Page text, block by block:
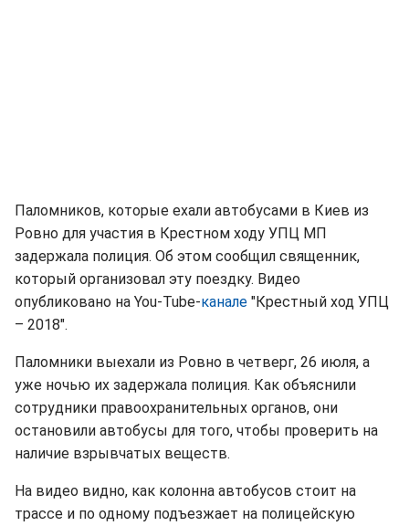
Паломников, которые ехали автобусами в Киев из
Ровно для участия в Крестном ходу УПЦ МП
задержала полиция. Об этом сообщил священник,
который организовал эту поездку. Видео
опубликовано на You-Tube-канале "Крестный ход УПЦ
– 2018".
Паломники выехали из Ровно в четверг, 26 июля, а
уже ночью их задержала полиция. Как объяснили
сотрудники правоохранительных органов, они
остановили автобусы для того, чтобы проверить на
наличие взрывчатых веществ.
На видео видно, как колонна автобусов стоит на
трассе и по одному подъезжает на полицейскую